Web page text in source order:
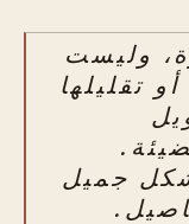
وليست
تقليلها
جميل